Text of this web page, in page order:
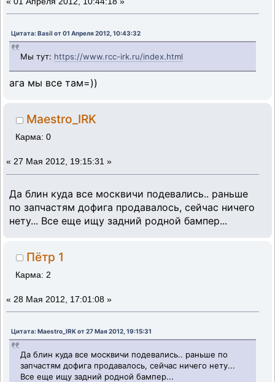
Цитата: Basil от 01 Апреля 2012, 10:43:32
Мы тут: https://www.rcc-irk.ru/index.html
ага мы все там=))
Maestro_IRK
Карма: 0
« 27 Мая 2012, 19:15:31 »
Да блин куда все москвичи подевались.. раньше
по запчастям дофига продавалось, сейчас ничего
нету... Все еще ищу задний родной бампер...
Пётр 1
Карма: 2
« 28 Мая 2012, 17:01:08 »
Цитата: Maestro_IRK от 27 Мая 2012, 19:15:31
Да блин куда все москвичи подевались.. раньше по
запчастям дофига продавалось, сейчас ничего нету...
Все еще ищу задний родной бампер...